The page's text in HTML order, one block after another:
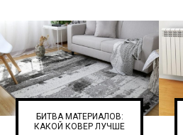
БИТВА МАТЕРИАЛОВ:
КАКОЙ КОВЕР ЛУЧШЕ